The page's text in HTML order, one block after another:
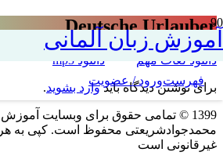
آموزش زبان آلمانی
فهرستورود / عضویت
Deutsche Urlauber
دانلود لغات مهم دانلود mp3
برای نوشتن دیدگاه بایدوارد بشوید.
1399 © تمامی حقوق برای وبسایت آموزش
محمدجوادشریعتی محفوظ است. کپی به
غیرقانونی است